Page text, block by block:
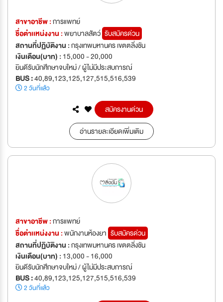
สาขาอาชีพ :การแพทย์
ชื่อตำเเหน่งงาน :พยาบาลสัตว์ รับสมัครด่วน
สถานที่ปฏิบัติงาน :กรุงเทพมหานคร เขตตลิ่งชัน
เงินเดือน(บาท) : 15,000 - 20,000
ยินดีรับนักศึกษาจบใหม่ / ผู้ไม่มีประสบการณ์
BUS :40,89,123,125,127,515,516,539
2 วันที่แล้ว
สมัครงานด่วน
อ่านรายละเอียดเพิ่มเติม
สาขาอาชีพ :การแพทย์
ชื่อตำเเหน่งงาน :พนักงานห้องยา รับสมัครด่วน
สถานที่ปฏิบัติงาน :กรุงเทพมหานคร เขตตลิ่งชัน
เงินเดือน(บาท) : 13,000 - 16,000
ยินดีรับนักศึกษาจบใหม่ / ผู้ไม่มีประสบการณ์
BUS :40,89,123,125,127,515,516,539
2 วันที่แล้ว